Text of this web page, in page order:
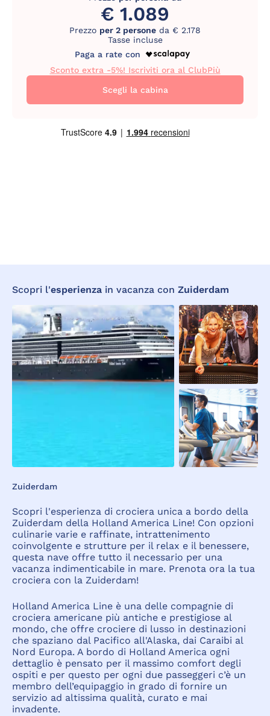
€ 1.089
Prezzo per 2 persone da € 2.178
Tasse incluse
Paga a rate con
Sconto extra -5%! Iscriviti ora al ClubPiù
Scegli la cabina
Scopri l'esperienza in vacanza con Zuiderdam
Zuiderdam
Scopri l'esperienza di crociera unica a bordo della
Zuiderdam della Holland America Line! Con opzioni
culinarie varie e raffinate, intrattenimento
coinvolgente e strutture per il relax e il benessere,
questa nave offre tutto il necessario per una
vacanza indimenticabile in mare. Prenota ora la tua
crociera con la Zuiderdam!
Holland America Line è una delle compagnie di
crociera americane più antiche e prestigiose al
mondo, che offre crociere di lusso in destinazioni
che spaziano dal Pacifico all'Alaska, dai Caraibi al
Nord Europa. A bordo di Holland America ogni
dettaglio è pensato per il massimo comfort degli
ospiti e per questo per ogni due passeggeri c’è un
membro dell’equipaggio in grado di fornire un
servizio ad altissima qualità, curato e mai
invadente.